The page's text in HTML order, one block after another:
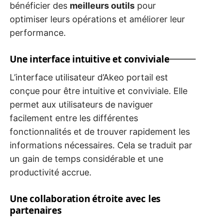
bénéficier des meilleurs outils pour
optimiser leurs opérations et améliorer leur
performance.
Une interface intuitive et conviviale
L’interface utilisateur d’Akeo portail est
conçue pour être intuitive et conviviale. Elle
permet aux utilisateurs de naviguer
facilement entre les différentes
fonctionnalités et de trouver rapidement les
informations nécessaires. Cela se traduit par
un gain de temps considérable et une
productivité accrue.
Une collaboration étroite avec les
partenaires